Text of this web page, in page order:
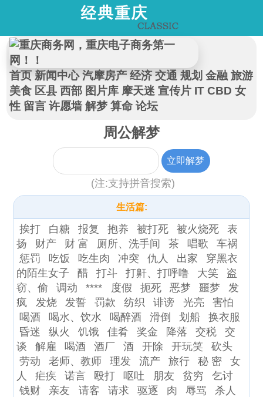
首页 新闻中心 汽摩房产 经济 交通 规划 金融 旅游
美食 区县 西部 图片库 摩天迷 宣传片 IT CBD 女
性 留言 许愿墙 解梦 算命 论坛
周公解梦
(注:支持拼音搜索)
生活篇:
挨打 白糖 报复 抱养 被打死 被火烧死
表
扬
财产 财 富 厕所、洗手间 茶 唱歌
车祸
惩罚
吃饭 吃生肉 冲突 仇人 出家
穿黑衣
的陌生女子
醋 打斗 打鼾、打呼噜 大笑
盗
窃、偷
调动 **** 度假 扼死 恶梦 噩梦
发
疯
发烧 发誓 罚款 纺织 诽谤 光亮
害怕
喝酒
喝水、饮水 喝醉酒 滑倒 划船
换衣服
昏迷
纵火 饥饿 佳肴 奖金 降落 交税
交
谈
解雇 喝酒 酒厂 酒 开除 开玩笑
砍头
劳动
老师、教师 理发 流产 旅行 秘 密
女
人
疟疾 诺言 殴打 呕吐 朋友 贫穷
乞讨
钱财
亲友 请客 请求 驱逐 肉 辱骂
杀人